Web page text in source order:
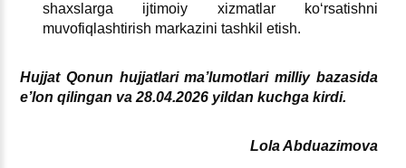
shaхslarga ijtimoiy хizmatlar koʻrsatishni
muvofiqlashtirish markazini tashkil etish.
Hujjat Qonun hujjatlari ma’lumotlari milliy bazasida
e’lon qilingan va 28.04.2026 yildan kuchga kirdi.
Lola Abduazimova